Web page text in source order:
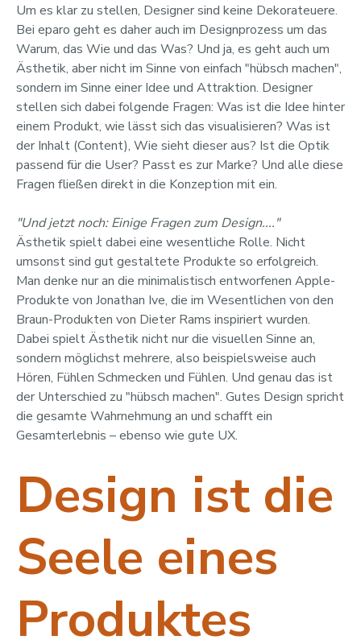
Um es klar zu stellen, Designer sind keine Dekorateuere.
Bei eparo geht es daher auch im Designprozess um das
Warum, das Wie und das Was? Und ja, es geht auch um
Ästhetik, aber nicht im Sinne von einfach "hübsch machen",
sondern im Sinne einer Idee und Attraktion. Designer
stellen sich dabei folgende Fragen: Was ist die Idee hinter
einem Produkt, wie lässt sich das visualisieren? Was ist
der Inhalt (Content), Wie sieht dieser aus? Ist die Optik
passend für die User? Passt es zur Marke? Und alle diese
Fragen fließen direkt in die Konzeption mit ein.
"Und jetzt noch: Einige Fragen zum Design...."
Ästhetik spielt dabei eine wesentliche Rolle. Nicht
umsonst sind gut gestaltete Produkte so erfolgreich.
Man denke nur an die minimalistisch entworfenen Apple-
Produkte von Jonathan Ive, die im Wesentlichen von den
Braun-Produkten von Dieter Rams inspiriert wurden.
Dabei spielt Ästhetik nicht nur die visuellen Sinne an,
sondern möglichst mehrere, also beispielsweise auch
Hören, Fühlen Schmecken und Fühlen. Und genau das ist
der Unterschied zu "hübsch machen". Gutes Design spricht
die gesamte Wahrnehmung an und schafft ein
Gesamterlebnis – ebenso wie gute UX.
Design ist die
Seele eines
Produktes